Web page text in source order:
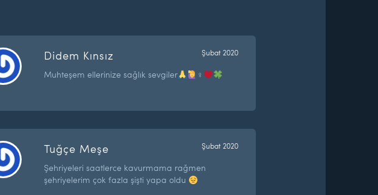
Didem Kınsız Şubat 2020
Muhteşem ellerinize sağlık sevgiler ‍♀️
Tuğçe Meşe Şubat 2020
Şehriyeleri saatlerce kavurmama rağmen
şehriyelerim çok fazla şişti yapa oldu